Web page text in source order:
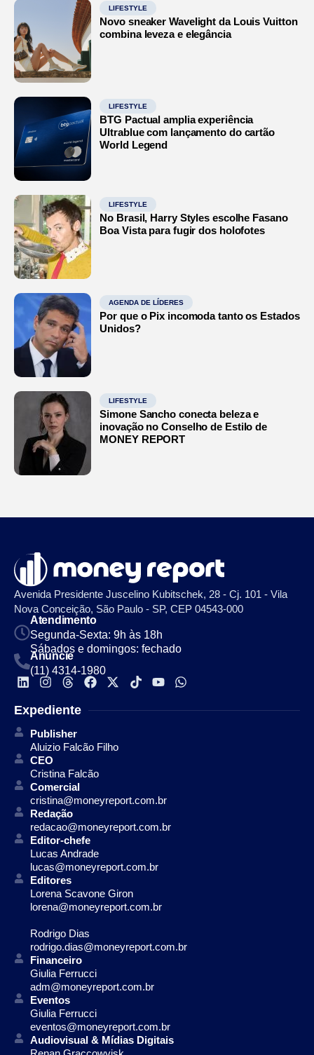
LIFESTYLE
Novo sneaker Wavelight da Louis Vuitton
combina leveza e elegância
LIFESTYLE
BTG Pactual amplia experiência
Ultrablue com lançamento do cartão
World Legend
LIFESTYLE
No Brasil, Harry Styles escolhe Fasano
Boa Vista para fugir dos holofotes
AGENDA DE LÍDERES
Por que o Pix incomoda tanto os Estados
Unidos?
LIFESTYLE
Simone Sancho conecta beleza e
inovação no Conselho de Estilo de
MONEY REPORT
Avenida Presidente Juscelino Kubitschek, 28 - Cj. 101 - Vila
Nova Conceição, São Paulo - SP, CEP 04543-000
Atendimento
Segunda-Sexta: 9h às 18h
Sábados e domingos: fechado
Anuncie
(11) 4314-1980
Expediente
Publisher
Aluizio Falcão Filho
CEO
Cristina Falcão
Comercial
cristina@moneyreport.com.br
Redação
redacao@moneyreport.com.br
Editor-chefe
Lucas Andrade
lucas@moneyreport.com.br
Editores
Lorena Scavone Giron
lorena@moneyreport.com.br
Rodrigo Dias
rodrigo.dias@moneyreport.com.br
Financeiro
Giulia Ferrucci
adm@moneyreport.com.br
Eventos
Giulia Ferrucci
eventos@moneyreport.com.br
Audiovisual & Mídias Digitais